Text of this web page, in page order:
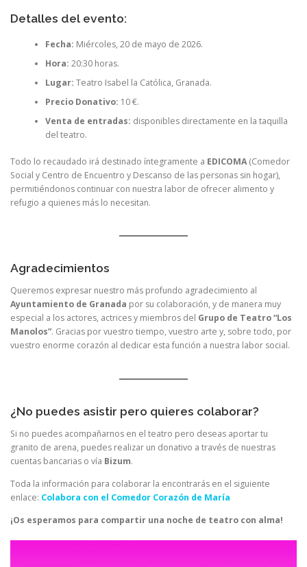
Detalles del evento:
Fecha: Miércoles, 20 de mayo de 2026.
Hora: 20:30 horas.
Lugar: Teatro Isabel la Católica, Granada.
Precio Donativo: 10 €.
Venta de entradas: disponibles directamente en la taquilla
del teatro.
Todo lo recaudado irá destinado íntegramente a EDICOMA(Comedor
Social y Centro de Encuentro y Descanso de las personas sin hogar),
permitiéndonos continuar con nuestra labor de ofrecer alimento y
refugio a quienes más lo necesitan.
Agradecimientos
Queremos expresar nuestro más profundo agradecimiento al
Ayuntamiento de Granada por su colaboración, y de manera muy
especial a los actores, actrices y miembros del Grupo de Teatro “Los
Manolos”. Gracias por vuestro tiempo, vuestro arte y, sobre todo, por
vuestro enorme corazón al dedicar esta función a nuestra labor social.
¿No puedes asistir pero quieres colaborar?
Si no puedes acompañarnos en el teatro pero deseas aportar tu
granito de arena, puedes realizar un donativo a través de nuestras
cuentas bancarias o vía Bizum.
Toda la información para colaborar la encontrarás en el siguiente
enlace: Colabora con el Comedor Corazón de María
¡Os esperamos para compartir una noche de teatro con alma!